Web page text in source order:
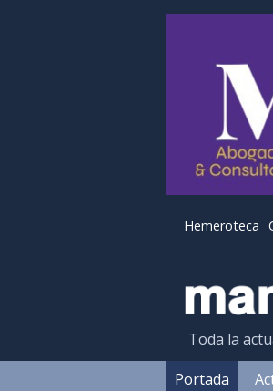
Hemeroteca
Toda la
Portada